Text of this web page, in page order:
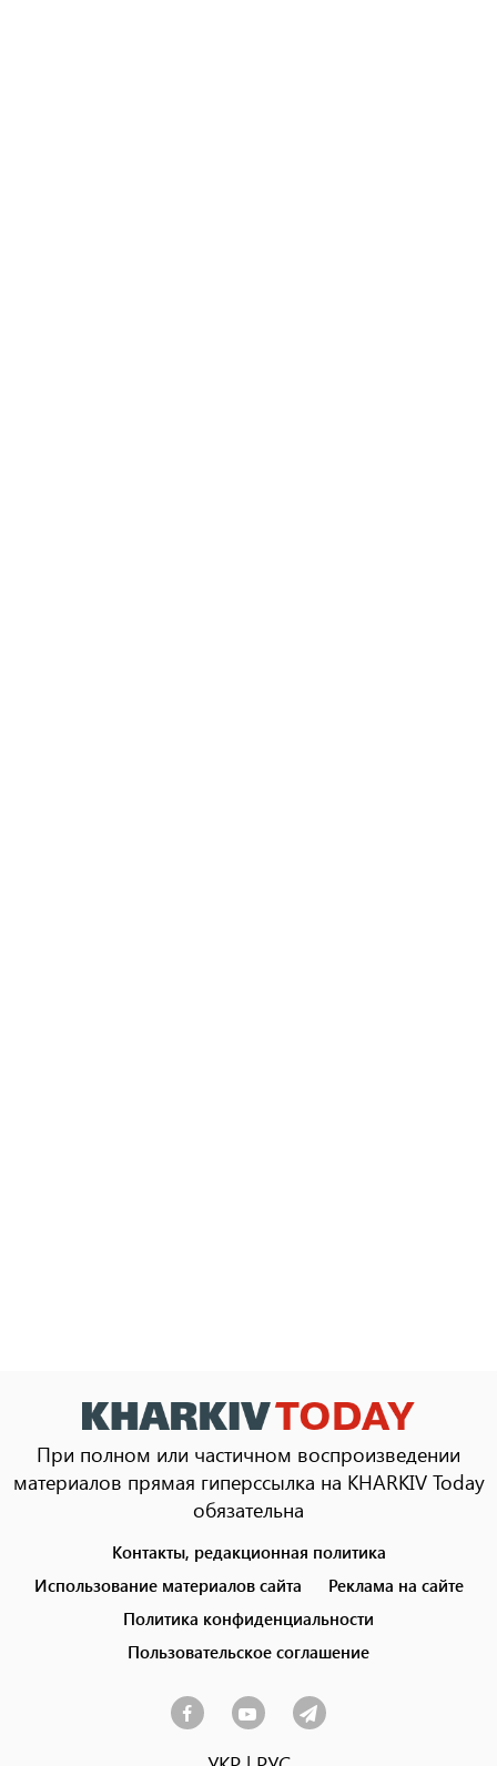
При полном или частичном воспроизведении
материалов прямая гиперссылка на KHARKIV Today
обязательна
menu
Контакты, редакционная политика
Использование материалов сайта
Реклама на сайте
Политика конфиденциальности
Пользовательское соглашение